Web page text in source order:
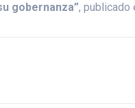
gobernanza”, publicado